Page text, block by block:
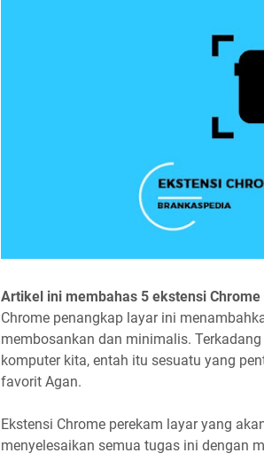
Artikel ini membahas 5 ekstensi
Chrome penangkap layar ini
membosankan dan minimalis.
komputer kita, entah itu sesuatu yang
favorit Agan.
Ekstensi Chrome perekam layar yang
menyelesaikan semua tugas ini dengan